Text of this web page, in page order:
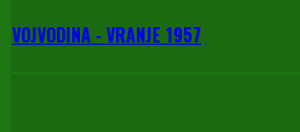
VOJVODINA - VRANJE 1957